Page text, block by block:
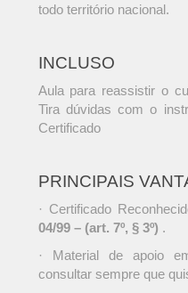
todo território nacional.
INCLUSO
Aula para reassistir o
Tira dúvidas com o
Certificado
PRINCIPAIS
· Certificado
04/99 – (art. 7º, § 3º) .
· Material de apoio
consultar sempre que